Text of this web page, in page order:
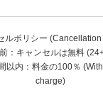
ルポリシー (Cancellation
：キャンセルは無料
以内：料金の100％
charge)